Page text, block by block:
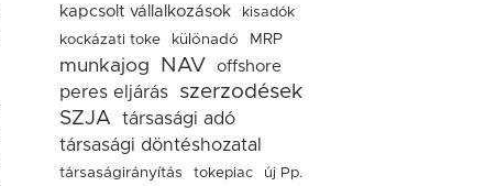
kapcsolt vállalkozások
kisadók
kockázati toke
különadó MRP
munkajog NAV offshore
peres eljárás
szerzodések
SZJA
társasági adó
társasági döntéshozatal
társaságirányítás tokepiac új Pp.